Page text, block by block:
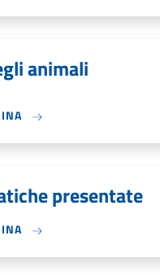
animali
presentate